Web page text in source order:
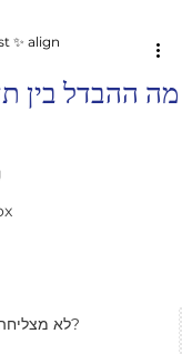
לא מצליחה להירדם בגלל מחשבות?
מה ההבדל בין
✨️ align